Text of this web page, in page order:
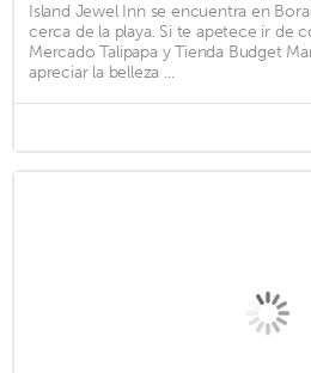
Island Jewel Inn se encuentra en
cerca de la playa. Si te apetece ir de
Mercado Talipapa y Tienda Budget
apreciar la belleza ...